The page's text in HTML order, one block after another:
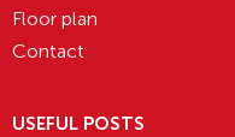
Floor plan
Contact
USEFUL POSTS